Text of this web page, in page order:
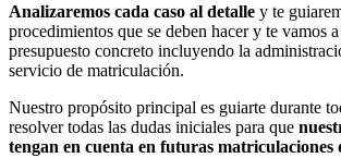
Analizaremos cada caso al detalle y te
procedimientos que se deben hacer y te vamos
presupuesto concreto incluyendo la
servicio de matriculación.
Nuestro propósito principal es guiarte durante
resolver todas las dudas iniciales para que
tengan en cuenta en futuras matriculaciones